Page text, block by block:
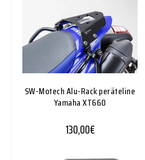
SW-Motech Alu-Rack peräteline
Yamaha XT660
130,00€